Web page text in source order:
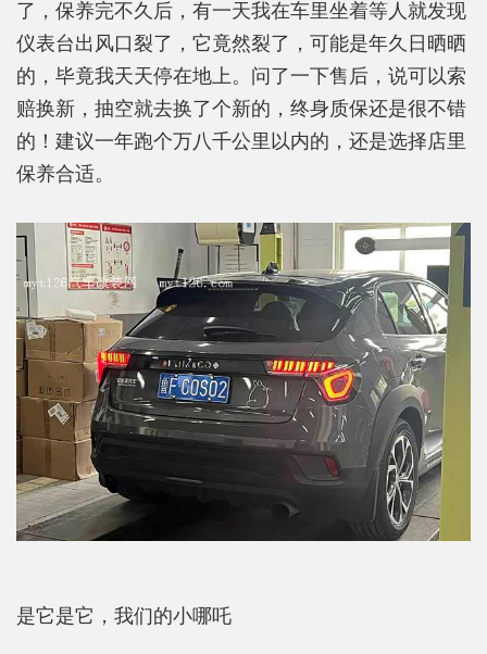
了，保养完不久后，有一天我在车里坐着等人就发现
仪表台出风口裂了，它竟然裂了，可能是年久日晒晒
的，毕竟我天天停在地上。问了一下售后，说可以索
赔换新，抽空就去换了个新的，终身质保还是很不错
的！建议一年跑个万八千公里以内的，还是选择店里
保养合适。
是它是它，我们的小哪吒